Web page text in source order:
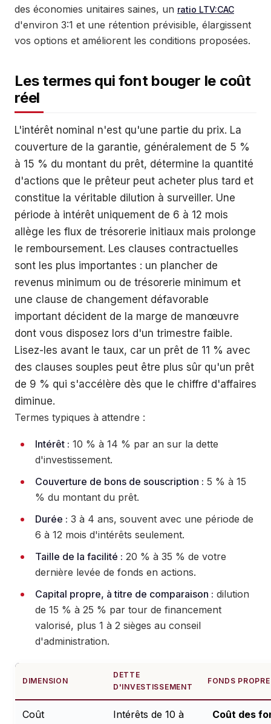
des économies unitaires saines, un ratio LTV:CAC
d'environ 3:1 et une rétention prévisible, élargissent
vos options et améliorent les conditions proposées.
Les termes qui font bouger le coût
réel
L'intérêt nominal n'est qu'une partie du prix. La
couverture de la garantie, généralement de 5 %
à 15 % du montant du prêt, détermine la quantité
d'actions que le prêteur peut acheter plus tard et
constitue la véritable dilution à surveiller. Une
période à intérêt uniquement de 6 à 12 mois
allège les flux de trésorerie initiaux mais prolonge
le remboursement. Les clauses contractuelles
sont les plus importantes : un plancher de
revenus minimum ou de trésorerie minimum et
une clause de changement défavorable
important décident de la marge de manœuvre
dont vous disposez lors d'un trimestre faible.
Lisez-les avant le taux, car un prêt de 11 % avec
des clauses souples peut être plus sûr qu'un prêt
de 9 % qui s'accélère dès que le chiffre d'affaires
diminue.
Termes typiques à attendre :
Intérêt : 10 % à 14 % par an sur la dette
d'investissement.
Couverture de bons de souscription : 5 % à 15
% du montant du prêt.
Durée : 3 à 4 ans, souvent avec une période de
6 à 12 mois d'intérêts seulement.
Taille de la facilité : 20 % à 35 % de votre
dernière levée de fonds en actions.
Capital propre, à titre de comparaison : dilution
de 15 % à 25 % par tour de financement
valorisé, plus 1 à 2 sièges au conseil
d'administration.
DIMENSION
DETTE
D'INVESTISSEMENT
FONDS
Coût
Intérêts de 10 à
Coût des